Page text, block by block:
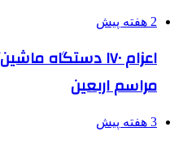
2 هفته پیش
اعزام ۱۷۰ دستگاه
مراسم اربعین
3 هفته پیش